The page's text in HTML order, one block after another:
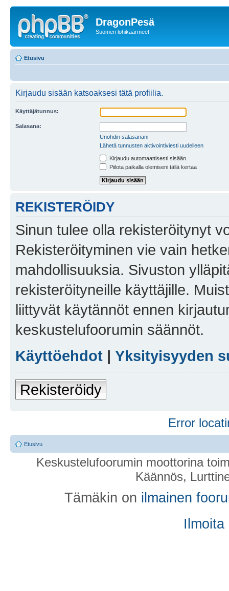
DragonPesä
Suomen lohikäärmeet
Etusivu
Kirjaudu sisään katsoaksesi tätä profiilia.
Käyttäjätunnus:
Salasana:
Unohdin salasanani
Lähetä tunnusten aktivointiviesti uudelleen
Kirjaudu automaattisesti sisään.
Piilota paikalla olemiseni tällä kertaa
REKISTERÖIDY
Sinun tulee olla rekisteröitynyt
Rekisteröityminen vie vain
mahdollisuuksia. Sivuston
rekisteröityneille käyttäjille.
liittyvät käytännöt ennen
keskustelufoorumin säännöt.
Käyttöehdot | Yksityisyyden
Rekisteröidy
Error
Etusivu
Keskustelufoorumin moottorina
Käännös,
Tämäkin on ilmainen